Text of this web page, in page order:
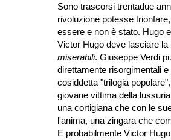
Sono trascorsi trentadue
rivoluzione potesse
essere e non è stato. Hugo
Victor Hugo deve lasciare
miserabili. Giuseppe Verdi
direttamente risorgimentali
cosiddetta "trilogia
giovane vittima della
una cortigiana che con le
l'anima, una zingara che
E probabilmente Victor